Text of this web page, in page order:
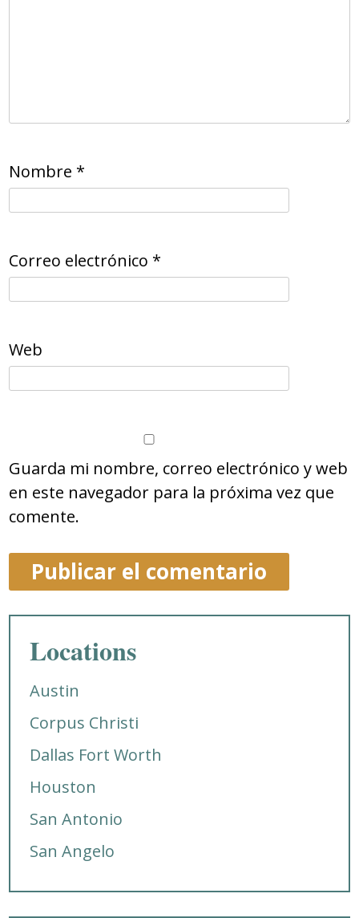
Nombre *
Correo electrónico *
Web
Guarda mi nombre, correo electrónico y web
en este navegador para la próxima vez que
comente.
Locations
Austin
Corpus Christi
Dallas Fort Worth
Houston
San Antonio
San Angelo